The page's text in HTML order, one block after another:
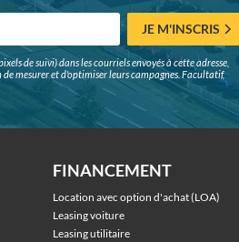
JE M'INSCRIS
de suivi) dans les courriels envoyés à cette adresse,
mesurer et d'optimiser leurs campagnes. Facultatif,
FINANCEMENT
Location avec option d'achat (LOA)
Leasing voiture
Leasing utilitaire